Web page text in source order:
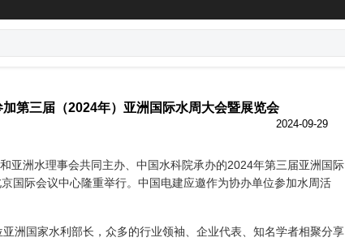
第三届（2024年）亚洲国际水周大会暨展览会
2024-09-29
亚洲水理事会共同主办、中国水科院承办的2024年第三届亚洲国际
国际会议中心隆重举行。中国电建应邀作为协办单位参加水周活
洲国家水利部长，众多的行业领袖、企业代表、知名学者相聚分享